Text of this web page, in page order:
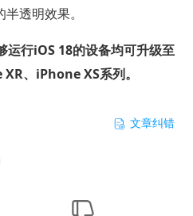
透明效果。
运行iOS 18的设备均可升级至
、iPhone XS系列。
文章纠错